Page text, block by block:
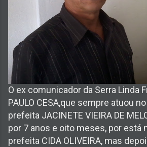
O ex comunicador da Serra Linda
PAULO CESA,que sempre atuou
prefeita JACINETE VIEIRA DE
por 7 anos e oito meses, por está
prefeita CIDA OLIVEIRA, mas